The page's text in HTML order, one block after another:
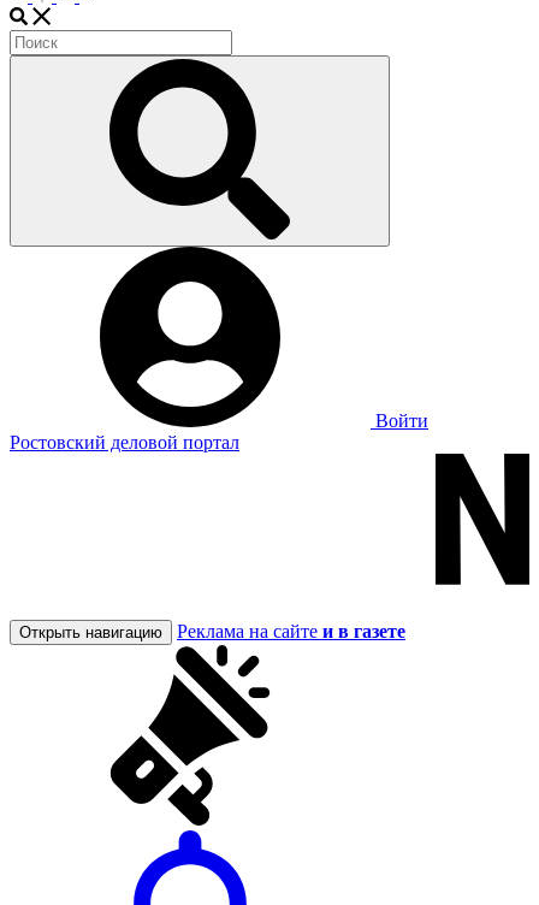
Войти
Ростовский деловой портал
Открыть навигацию Реклама на сайте и в газете